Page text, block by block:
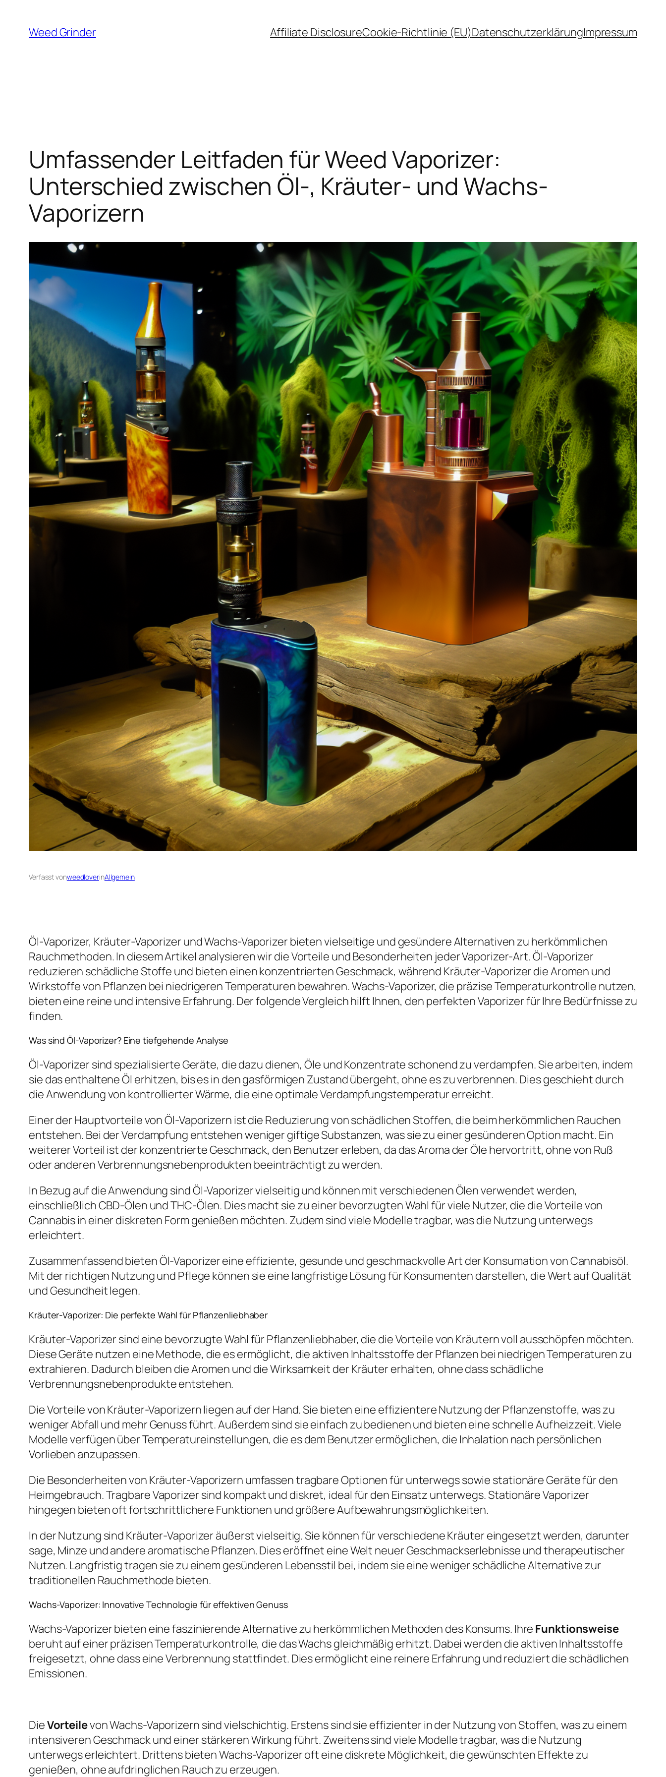
Inhalt
springen
Weed Grinder Affiliate DisclosureCookie-Richtlinie (EU)DatenschutzerklärungImpressum
Umfassender Leitfaden für Weed Vaporizer:
Unterschied zwischen Öl-, Kräuter- und Wachs-
Vaporizern
Verfasst vonweedloverinAllgemein
Öl-Vaporizer, Kräuter-Vaporizer und Wachs-Vaporizer bieten vielseitige und gesündere Alternativen zu herkömmlichen
Rauchmethoden. In diesem Artikel analysieren wir die Vorteile und Besonderheiten jeder Vaporizer-Art. Öl-Vaporizer
reduzieren schädliche Stoffe und bieten einen konzentrierten Geschmack, während Kräuter-Vaporizer die Aromen und
Wirkstoffe von Pflanzen bei niedrigeren Temperaturen bewahren. Wachs-Vaporizer, die präzise Temperaturkontrolle nutzen,
bieten eine reine und intensive Erfahrung. Der folgende Vergleich hilft Ihnen, den perfekten Vaporizer für Ihre Bedürfnisse zu
finden.
Was sind Öl-Vaporizer? Eine tiefgehende Analyse
Öl-Vaporizer sind spezialisierte Geräte, die dazu dienen, Öle und Konzentrate schonend zu verdampfen. Sie arbeiten, indem
sie das enthaltene Öl erhitzen, bis es in den gasförmigen Zustand übergeht, ohne es zu verbrennen. Dies geschieht durch
die Anwendung von kontrollierter Wärme, die eine optimale Verdampfungstemperatur erreicht.
Einer der Hauptvorteile von Öl-Vaporizern ist die Reduzierung von schädlichen Stoffen, die beim herkömmlichen Rauchen
entstehen. Bei der Verdampfung entstehen weniger giftige Substanzen, was sie zu einer gesünderen Option macht. Ein
weiterer Vorteil ist der konzentrierte Geschmack, den Benutzer erleben, da das Aroma der Öle hervortritt, ohne von Ruß
oder anderen Verbrennungsnebenprodukten beeinträchtigt zu werden.
In Bezug auf die Anwendung sind Öl-Vaporizer vielseitig und können mit verschiedenen Ölen verwendet werden,
einschließlich CBD-Ölen und THC-Ölen. Dies macht sie zu einer bevorzugten Wahl für viele Nutzer, die die Vorteile von
Cannabis in einer diskreten Form genießen möchten. Zudem sind viele Modelle tragbar, was die Nutzung unterwegs
erleichtert.
Zusammenfassend bieten Öl-Vaporizer eine effiziente, gesunde und geschmackvolle Art der Konsumation von Cannabisöl.
Mit der richtigen Nutzung und Pflege können sie eine langfristige Lösung für Konsumenten darstellen, die Wert auf Qualität
und Gesundheit legen.
Kräuter-Vaporizer: Die perfekte Wahl für Pflanzenliebhaber
Kräuter-Vaporizer sind eine bevorzugte Wahl für Pflanzenliebhaber, die die Vorteile von Kräutern voll ausschöpfen möchten.
Diese Geräte nutzen eine Methode, die es ermöglicht, die aktiven Inhaltsstoffe der Pflanzen bei niedrigen Temperaturen zu
extrahieren. Dadurch bleiben die Aromen und die Wirksamkeit der Kräuter erhalten, ohne dass schädliche
Verbrennungsnebenprodukte entstehen.
Die Vorteile von Kräuter-Vaporizern liegen auf der Hand. Sie bieten eine effizientere Nutzung der Pflanzenstoffe, was zu
weniger Abfall und mehr Genuss führt. Außerdem sind sie einfach zu bedienen und bieten eine schnelle Aufheizzeit. Viele
Modelle verfügen über Temperatureinstellungen, die es dem Benutzer ermöglichen, die Inhalation nach persönlichen
Vorlieben anzupassen.
Die Besonderheiten von Kräuter-Vaporizern umfassen tragbare Optionen für unterwegs sowie stationäre Geräte für den
Heimgebrauch. Tragbare Vaporizer sind kompakt und diskret, ideal für den Einsatz unterwegs. Stationäre Vaporizer
hingegen bieten oft fortschrittlichere Funktionen und größere Aufbewahrungsmöglichkeiten.
In der Nutzung sind Kräuter-Vaporizer äußerst vielseitig. Sie können für verschiedene Kräuter eingesetzt werden, darunter
sage, Minze und andere aromatische Pflanzen. Dies eröffnet eine Welt neuer Geschmackserlebnisse und therapeutischer
Nutzen. Langfristig tragen sie zu einem gesünderen Lebensstil bei, indem sie eine weniger schädliche Alternative zur
traditionellen Rauchmethode bieten.
Wachs-Vaporizer: Innovative Technologie für effektiven Genuss
Wachs-Vaporizer bieten eine faszinierende Alternative zu herkömmlichen Methoden des Konsums. Ihre Funktionsweise
beruht auf einer präzisen Temperaturkontrolle, die das Wachs gleichmäßig erhitzt. Dabei werden die aktiven Inhaltsstoffe
freigesetzt, ohne dass eine Verbrennung stattfindet. Dies ermöglicht eine reinere Erfahrung und reduziert die schädlichen
Emissionen.
DieVorteilevon Wachs-Vaporizern sind vielschichtig. Erstens sind sie effizienter in der Nutzung von Stoffen, was zu einem
intensiveren Geschmack und einer stärkeren Wirkung führt. Zweitens sind viele Modelle tragbar, was die Nutzung
unterwegs erleichtert. Drittens bieten Wachs-Vaporizer oft eine diskrete Möglichkeit, die gewünschten Effekte zu
genießen, ohne aufdringlichen Rauch zu erzeugen.